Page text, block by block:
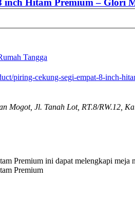
inch Hitam Premium – Glori
Tangga
piring-cekung-segi-empat-8-inch-
Mogot, Jl. Tanah Lot, RT.8/RW.12,
Premium ini dapat melengkapi meja
Premium